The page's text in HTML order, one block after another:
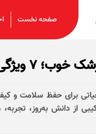
صفحه نخست
پزشک شما داشته باشد
برای حفظ سلامت و
از دانش به‌روز،